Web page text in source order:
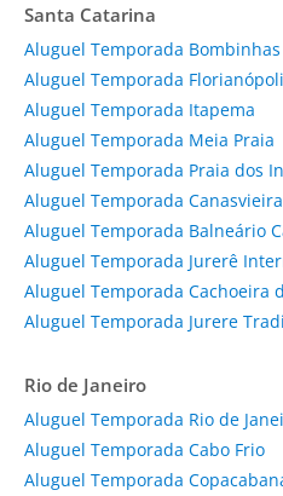
Santa Catarina
Aluguel Temporada Bombinhas
Aluguel Temporada
Aluguel Temporada Itapema
Aluguel Temporada Meia Praia
Aluguel Temporada Praia dos
Aluguel Temporada
Aluguel Temporada Balneário
Aluguel Temporada Jurerê
Aluguel Temporada Cachoeira
Aluguel Temporada Jurere
Rio de Janeiro
Aluguel Temporada Rio de
Aluguel Temporada Cabo Frio
Aluguel Temporada